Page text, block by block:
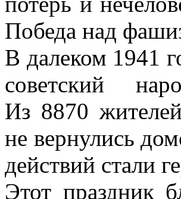
Победа над
В далеком 1941
советский
Из 8870
не вернулись
действий стали
Этот праздник